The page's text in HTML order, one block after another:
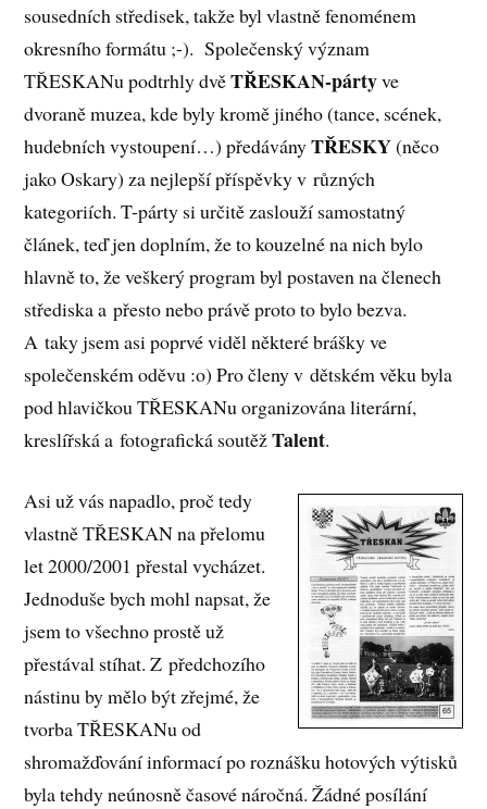
sousedních středisek, takže byl vlastně fenoménem
okresního formátu ;-)​​​​​. Společenský význam
TŘESKANu podtrhly dvěTŘESKAN-pártyve
dvoraně muzea, kde byly kromě jiného (tance, scének,
hudebních vystoupení…) předáványTŘESKY(něco
jako Oskary) za nejlepší příspěvky v různých
kategoriích. T-párty si určitě zaslouží samostatný
článek, teď jen doplním, že to kouzelné na nich bylo
hlavně to, že veškerý program byl postaven na členech
střediska a přesto nebo právě proto to bylo bezva.
A taky jsem asi poprvé viděl některé brášky ve
společenském oděvu :o) Pro členy v dětském věku byla
pod hlavičkou TŘESKANu organizována literární,
kreslířská a fotografická soutěžTalent.
Asi už vás napadlo, proč tedy
vlastně TŘESKAN na přelomu
let 2000/2001 přestal vycházet.
Jednoduše bych mohl napsat, že
jsem to všechno prostě už
přestával stíhat. Z předchozího
nástinu by mělo být zřejmé, že
tvorba TŘESKANu od
shromažďování informací po roznášku hotových výtisků
byla tehdy neúnosně časové náročná. Žádné posílání